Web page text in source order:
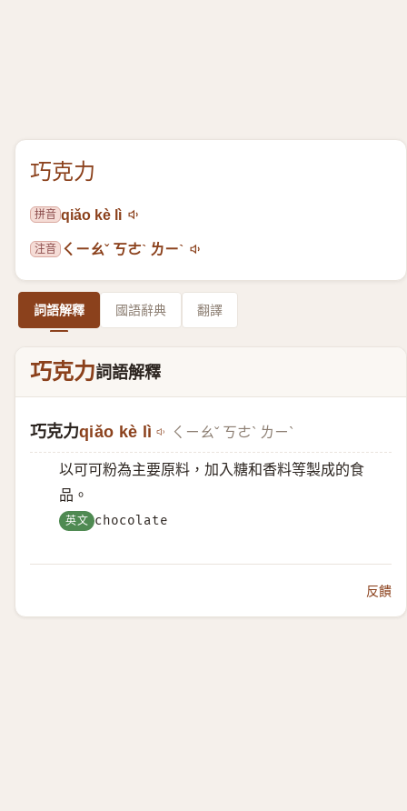
巧克力
拼音 qiǎo kè lì
注音 ㄑㄧㄠˇ ㄎㄜˋ ㄌㄧˋ
詞語解釋 國語辭典 翻譯
巧克力詞語解釋
巧克力qiǎo kè lì ㄑㄧㄠˇ ㄎㄜˋ ㄌㄧˋ
以可可粉為主要原料，加入糖和香料等製成的食
品。
英文 chocolate
反饋